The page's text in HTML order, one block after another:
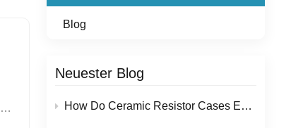
Blog
Neuester Blog
How Do Ceramic Resistor Cases Ensure Reliable Performance in High-Temperature Applications?